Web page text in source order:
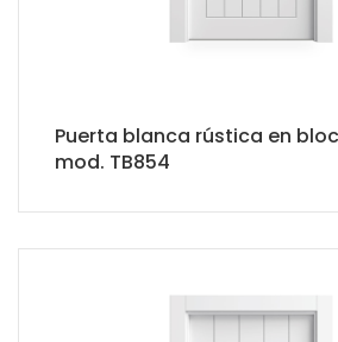
Puerta blanca rústica en
mod. TB854